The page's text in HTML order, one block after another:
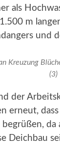
als
m
und
Kreuzung
(3)
der
erneut,
Deichbau